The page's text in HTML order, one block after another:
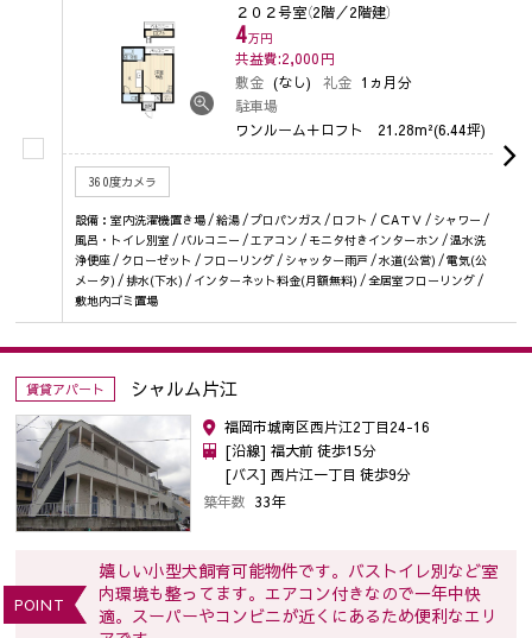
２０２号室（2階／2階建）
4万円
共益費:2,000円
敷金 (なし) 礼金 1ヵ月分
駐車場
ワンルーム＋ロフト
21.28m²(6.44坪)
360度カメラ
設備：室内洗濯機置き場 / 給湯 / プロパンガス / ロフト / ＣAＴＶ / シャワー /
風呂・トイレ別室 / バルコニー / エアコン / モニタ付きインターホン / 温水洗
浄便座 / クローゼット / フローリング / シャッター雨戸 / 水道(公営) / 電気(公
メータ) / 排水(下水) / インターネット料金(月額無料) / 全居室フローリング /
敷地内ゴミ置場
賃貸アパート シャルム片江
福岡市城南区西片江2丁目24-16
[沿線] 福大前 徒歩15分
[バス] 西片江一丁目 徒歩9分
築年数 33年
POINT
嬉しい小型犬飼育可能物件です。バストイレ別など室
内環境も整ってます。エアコン付きなので一年中快
適。スーパーやコンビニが近くにあるため便利なエリ